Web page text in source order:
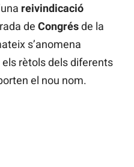
reivindicació
de Congrésde la
s’anomena
els rètols dels diferents
el nou nom.